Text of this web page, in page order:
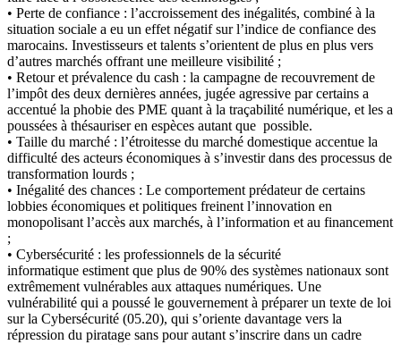
• Perte de confiance : l’accroissement des inégalités, combiné à la
situation sociale a eu un effet négatif sur l’indice de confiance des
marocains. Investisseurs et talents s’orientent de plus en plus vers
d’autres marchés offrant une meilleure visibilité ;
• Retour et prévalence du cash : la campagne de recouvrement de
l’impôt des deux dernières années, jugée agressive par certains a
accentué la phobie des PME quant à la traçabilité numérique, et les a
poussées à thésauriser en espèces autant que possible.
• Taille du marché : l’étroitesse du marché domestique accentue la
difficulté des acteurs économiques à s’investir dans des processus de
transformation lourds ;
• Inégalité des chances : Le comportement prédateur de certains
lobbies économiques et politiques freinent l’innovation en
monopolisant l’accès aux marchés, à l’information et au financement
;
• Cybersécurité : les professionnels de la sécurité
informatique estiment que plus de 90% des systèmes nationaux sont
extrêmement vulnérables aux attaques numériques. Une
vulnérabilité qui a poussé le gouvernement à préparer un texte de loi
sur la Cybersécurité (05.20), qui s’oriente davantage vers la
répression du piratage sans pour autant s’inscrire dans un cadre